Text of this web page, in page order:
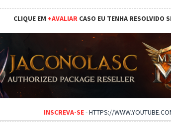
CLIQUE EM +AVALIARCASO EU TENHA RESOLVIDO
INSCREVA-SE-HTTPS://